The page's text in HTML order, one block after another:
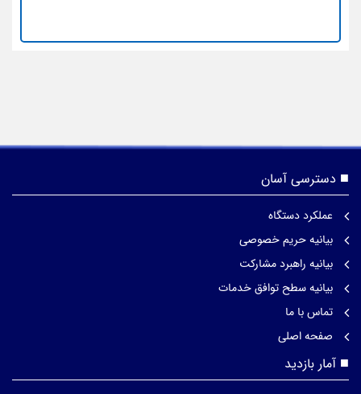
دسترسی آسان
عملکرد دستگاه
بیانیه حریم خصوصی
بیانیه راهبرد مشارکت
بیانیه سطح توافق خدمات
تماس با ما
صفحه اصلی
آمار بازدید